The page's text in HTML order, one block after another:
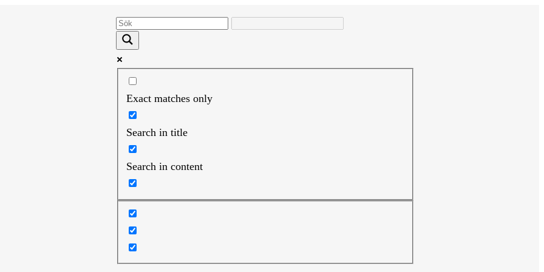
Exact matches only
Search in title
Search in content